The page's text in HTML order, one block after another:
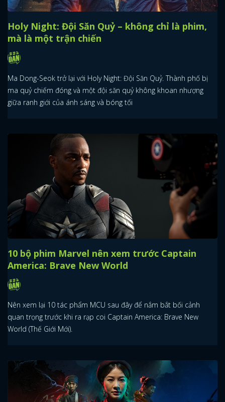
Holy Night: Đội Săn Quỷ – không chỉ là phim,
mà là một trận chiến
Ma Dong-Seok trở lại với Holy Night: Đội Săn Quỷ. Thành phố bị
ma quỷ chiếm đóng và một đội săn quỷ không khoan nhượng
giữa ranh giới của ánh sáng và bóng tối
10 bộ phim Marvel nên xem trước Captain
America: Brave New World
Nên xem lại 10 tác phẩm MCU sau đây để nắm bắt bối cảnh
quan trọng trước khi ra rạp coi Captain America: Brave New
World (Thế Giới Mới).